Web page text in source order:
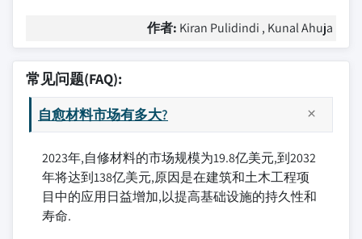
作者: Kiran Pulidindi , Kunal Ahuja
常见问题(FAQ):
自愈材料市场有多大?
2023年,自修材料的市场规模为19.8亿美元,到2032
年将达到138亿美元,原因是在建筑和土木工程项
目中的应用日益增加,以提高基础设施的持久性和
寿命.